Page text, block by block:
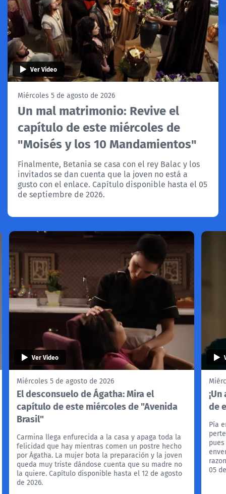
Ver Video
Miércoles 5 de agosto de 2026
Un mal matrimonio: Revive el
capítulo de este miércoles de
"Moisés y los 10 Mandamientos"
Finalmente, Betania se casa con el rey Balac y los
invitados se dan cuenta que la joven no está a
gusto con el enlace. Capítulo disponible hasta el 05
de septiembre de 2026.
Ver Video
Miércoles 5 de agosto de 2026
El desconsuelo de Ágatha: Mira el
capítulo de este miércoles de "Avenida
Brasil"
Carmina llega enfurecida a la casa y apaga toda la
felicidad que hay mientras comen un postre hecho
por Ágatha. La mujer bota la preparación y la joven
queda muy triste dándose cuenta que su madre no
la quiere. Capítulo disponible hasta el 12 de agosto
de 2026.
de
Pía
05